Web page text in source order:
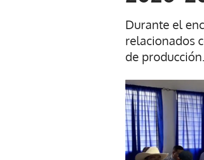
Durante el
relacionados
de producción.